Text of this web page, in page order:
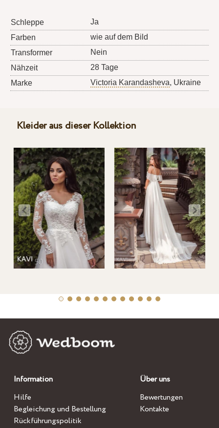
Schleppe
Ja
Farben
wie auf dem Bild
Transformer
Nein
Nähzeit
28 Tage
Marke
Victoria Karandasheva, Ukraine
Kleider aus dieser Kollektion
Information
Hilfe
Begleichung und Bestellung
Rückführungspolitik
Über uns
Bewertungen
Kontakte